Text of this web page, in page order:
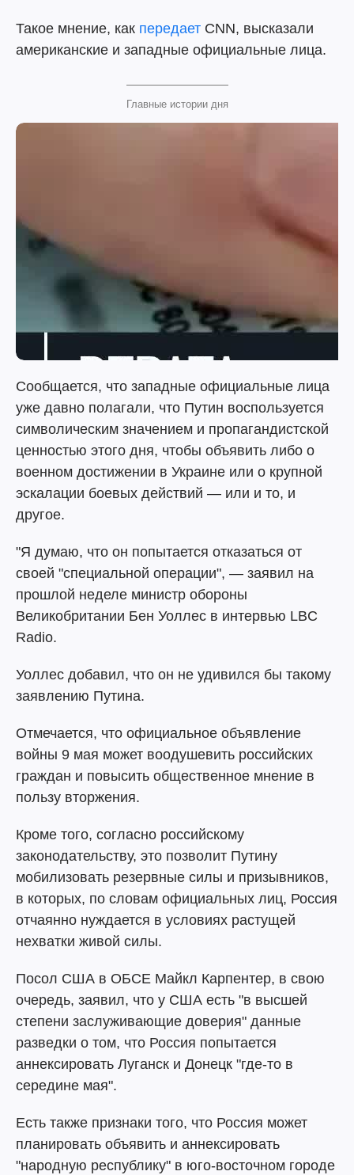
Такое мнение, как передает СNN, высказали
американские и западные официальные лица.
Главные истории дня
Сообщается, что западные официальные лица
уже давно полагали, что Путин воспользуется
символическим значением и пропагандистской
ценностью этого дня, чтобы объявить либо о
военном достижении в Украине или о крупной
эскалации боевых действий — или и то, и
другое.
"Я думаю, что он попытается отказаться от
своей "специальной операции", — заявил на
прошлой неделе министр обороны
Великобритании Бен Уоллес в интервью LBC
Radio.
Уоллес добавил, что он не удивился бы такому
заявлению Путина.
Отмечается, что официальное объявление
войны 9 мая может воодушевить российских
граждан и повысить общественное мнение в
пользу вторжения.
Кроме того, согласно российскому
законодательству, это позволит Путину
мобилизовать резервные силы и призывников,
в которых, по словам официальных лиц, Россия
отчаянно нуждается в условиях растущей
нехватки живой силы.
Посол США в ОБСЕ Майкл Карпентер, в свою
очередь, заявил, что у США есть "в высшей
степени заслуживающие доверия" данные
разведки о том, что Россия попытается
аннексировать Луганск и Донецк "где-то в
середине мая".
Есть также признаки того, что Россия может
планировать объявить и аннексировать
"народную республику" в юго-восточном городе